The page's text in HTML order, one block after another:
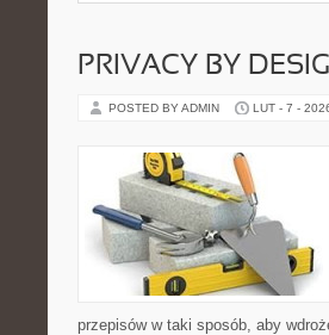
PRIVACY BY
POSTED BY ADMIN LUT - 7 -
przepisów w taki sposób, aby